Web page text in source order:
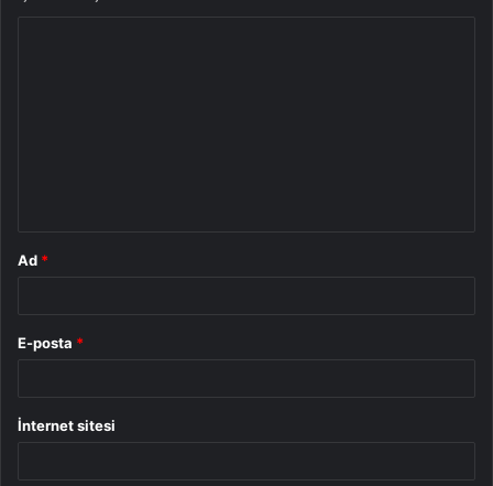
Ad *
E-posta *
İnternet sitesi